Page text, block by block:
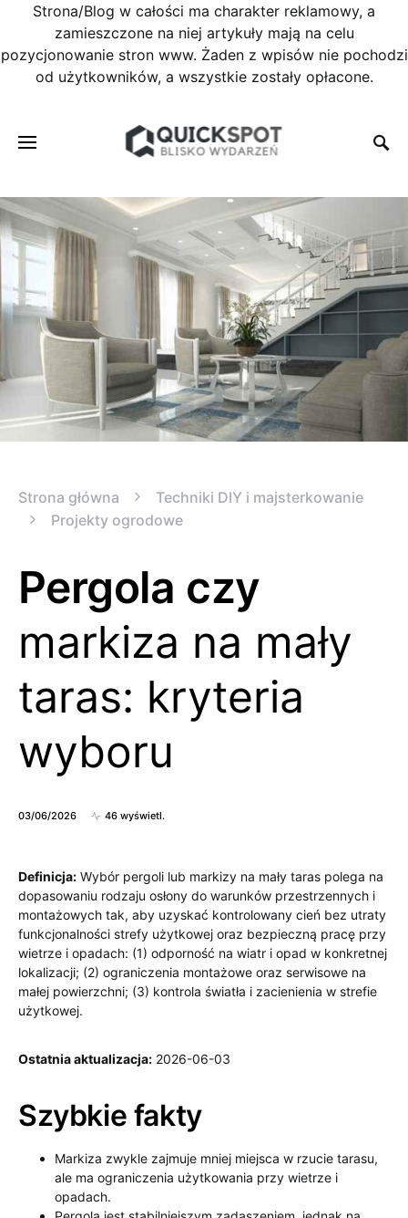
Strona/Blog w całości ma charakter reklamowy, a
zamieszczone na niej artykuły mają na celu
pozycjonowanie stron www. Żaden z wpisów nie pochodzi
od użytkowników, a wszystkie zostały opłacone.
Strona główna
Techniki DIY i majsterkowanie
Projekty ogrodowe
Pergola czy
markiza na mały
taras: kryteria
wyboru
03/06/2026 46 wyświetl.
Definicja: Wybór pergoli lub markizy na mały taras polega na
dopasowaniu rodzaju osłony do warunków przestrzennych i
montażowych tak, aby uzyskać kontrolowany cień bez utraty
funkcjonalności strefy użytkowej oraz bezpieczną pracę przy
wietrze i opadach: (1) odporność na wiatr i opad w konkretnej
lokalizacji; (2) ograniczenia montażowe oraz serwisowe na
małej powierzchni; (3) kontrola światła i zacienienia w strefie
użytkowej.
Ostatnia aktualizacja: 2026-06-03
Szybkie fakty
Markiza zwykle zajmuje mniej miejsca w rzucie tarasu,
ale ma ograniczenia użytkowania przy wietrze i
opadach.